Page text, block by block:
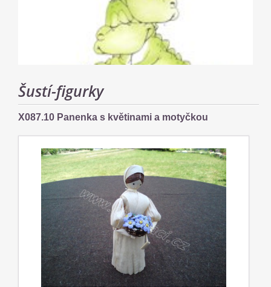
Šustí-figurky
X087.10 Panenka s květinami a motyčkou